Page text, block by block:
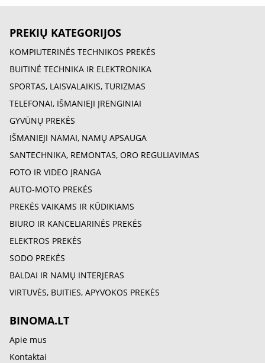
PREKIŲ KATEGORIJOS
KOMPIUTERINĖS TECHNIKOS PREKĖS
BUITINĖ TECHNIKA IR ELEKTRONIKA
SPORTAS, LAISVALAIKIS, TURIZMAS
TELEFONAI, IŠMANIEJI ĮRENGINIAI
GYVŪNŲ PREKĖS
IŠMANIEJI NAMAI, NAMŲ APSAUGA
SANTECHNIKA, REMONTAS, ORO REGULIAVIMAS
FOTO IR VIDEO ĮRANGA
AUTO-MOTO PREKĖS
PREKĖS VAIKAMS IR KŪDIKIAMS
BIURO IR KANCELIARINĖS PREKĖS
ELEKTROS PREKĖS
SODO PREKĖS
BALDAI IR NAMŲ INTERJERAS
VIRTUVĖS, BUITIES, APYVOKOS PREKĖS
BINOMA.LT
Apie mus
Kontaktai